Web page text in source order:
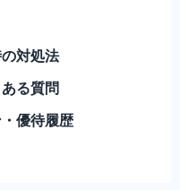
対処法
る質問
優待履歴